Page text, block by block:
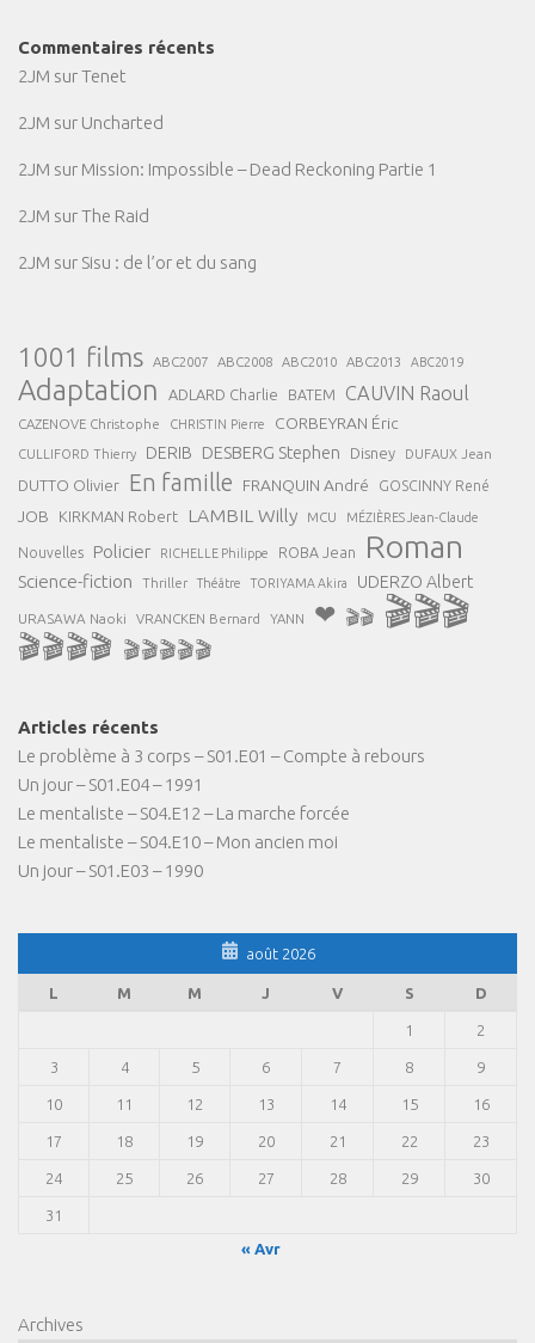
Commentaires récents
2JM surTenet
2JM sur Uncharted
2JM sur Mission: Impossible – Dead Reckoning Partie 1
2JM surThe Raid
2JM sur Sisu : de l’or et du sang
1001 films ABC2007 ABC2008 ABC2010 ABC2013 ABC2019
Adaptation ADLARD Charlie BATEM CAUVIN Raoul
CAZENOVE Christophe CHRISTIN Pierre CORBEYRAN Éric
CULLIFORD Thierry DERIB DESBERG Stephen Disney DUFAUX Jean
DUTTO Olivier En famille FRANQUIN André GOSCINNY René
JOB KIRKMAN Robert LAMBIL Willy MCU MÉZIÈRES Jean-Claude
Nouvelles Policier RICHELLE Philippe ROBA Jean Roman
Science-fiction Thriller Théâtre TORIYAMA Akira UDERZO Albert
URASAWA Naoki VRANCKEN Bernard YANN ❤ 🎬🎬 🎬🎬🎬
🎬🎬🎬🎬 🎬🎬🎬🎬🎬
Articles récents
Le problème à 3 corps – S01.E01 – Compte à rebours
Un jour – S01.E04 – 1991
Le mentaliste – S04.E12 – La marche forcée
Le mentaliste – S04.E10 – Mon ancien moi
Un jour – S01.E03 – 1990
août 2026
L M M J V S D
1 2
3 4 5 6 7 8 9
10 11 12 13 14 15 16
17 18 19 20 21 22 23
24 25 26 27 28 29 30
31
« Avr
Archives